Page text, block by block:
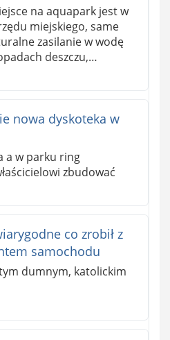
na aquapark jest w
miejskiego, same
zasilanie w wodę
deszczu,…
nowa dyskoteka w
a w parku ring
zbudować
co zrobił z
samochodu
dumnym, katolickim